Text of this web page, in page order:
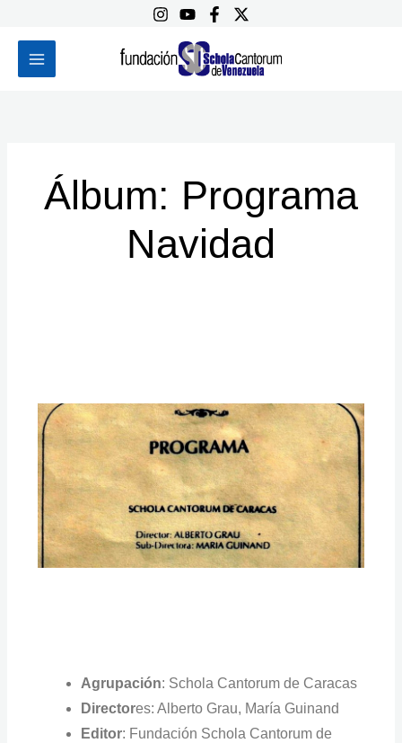
contenido
Álbum: Programa
Navidad
Agrupación: Schola Cantorum de Caracas
Directores: Alberto Grau, María Guinand
Editor: Fundación Schola Cantorum de